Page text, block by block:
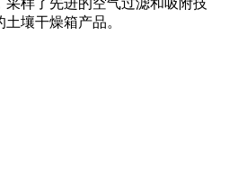
样了先进的空气过滤和吸附技
壤干燥箱产品。